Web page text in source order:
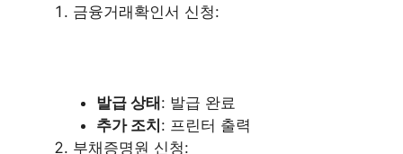
금융거래확인서 신청:
발급 상태 : 발급 완료
추가 조치 : 프린터 출력
부채증명원 신청: